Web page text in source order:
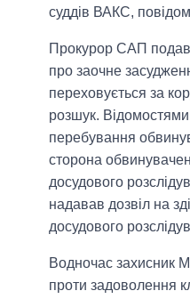
суддів ВАКС,
Прокурор САП подав
про заочне
переховується за
розшук.
перебування
сторона
досудового
надавав дозвіл на
досудового
Водночас захисник
проти задоволення